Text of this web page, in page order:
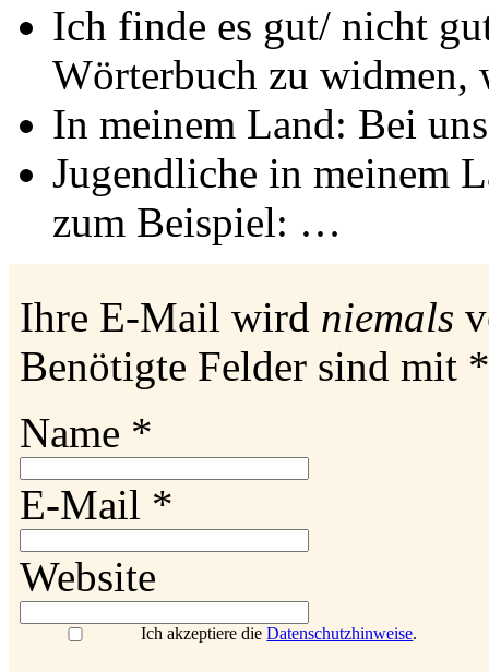
Ich finde es gut/ nicht
Wörterbuch zu
In meinem Land: Bei
Jugendliche in meinem
zum Beispiel: …
Ihre E-Mail wird niemals
Benötigte Felder sind mit *
Name *
E-Mail *
Website
Ich akzeptiere dieDatenschutzhinweise.